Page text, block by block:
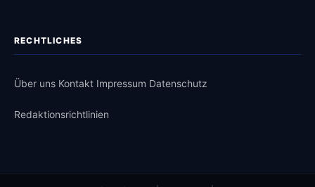
RECHTLICHES
Über uns Kontakt Impressum Datenschutz
Redaktionsrichtlinien